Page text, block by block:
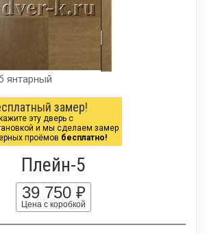
янтарный
замер!
эту дверь с
и мы сделаем замер
проёмов бесплатно!
Плейн-5
39 750 ₽
Цена с коробкой